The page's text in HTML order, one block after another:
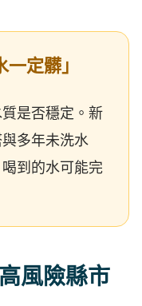
定髒」
是否穩定。新
多年未洗水
到的水可能完
風險縣市